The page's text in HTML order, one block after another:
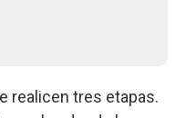
realicen tres etapas.